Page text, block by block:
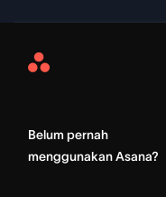
Asana
Belum pernah
menggunakan Asana?